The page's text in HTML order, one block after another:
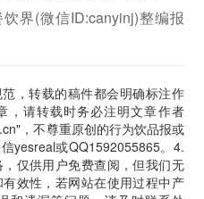
界(微信ID:canyinj)整编报
，转载的稿件都会明确标注作
，请转载时务必注明文章作者
，不尊重原创的行为饮品报或
yesreal或QQ1592055865。4.
仅供用户免费查阅，但我们无
效性，若网站在使用过程中产